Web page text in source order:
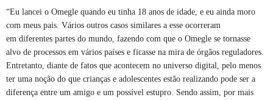
“Eu lancei o Omegle quando eu tinha 18 anos de idade, e eu ainda moro
com meus pais. Vários outros casos similares a esse ocorreram
em diferentes partes do mundo, fazendo com que o Omegle se tornasse
alvo de processos em vários países e ficasse na mira de órgãos reguladores.
Entretanto, diante de fatos que acontecem no universo digital, pelo menos
ter uma noção do que crianças e adolescentes estão realizando pode ser a
diferença entre um amigo e um possível estupro. Sendo assim, por mais